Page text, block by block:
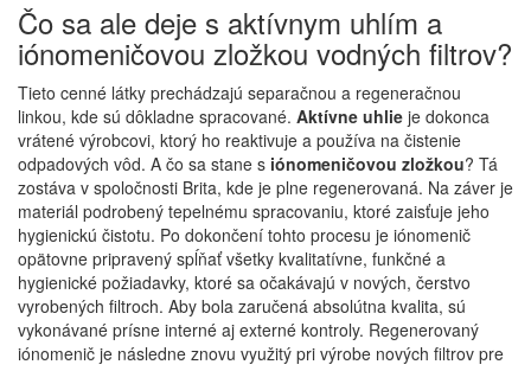
Čo sa ale deje s aktívnym uhlím a
iónomeničovou zložkou vodných filtrov?
Tieto cenné látky prechádzajú separačnou a regeneračnou
linkou, kde sú dôkladne spracované. Aktívne uhlie je dokonca
vrátené výrobcovi, ktorý ho reaktivuje a používa na čistenie
odpadových vôd. A čo sa stane s iónomeničovou zložkou? Tá
zostáva v spoločnosti Brita, kde je plne regenerovaná. Na záver je
materiál podrobený tepelnému spracovaniu, ktoré zaisťuje jeho
hygienickú čistotu. Po dokončení tohto procesu je iónomenič
opätovne pripravený spĺňať všetky kvalitatívne, funkčné a
hygienické požiadavky, ktoré sa očakávajú v nových, čerstvo
vyrobených filtroch. Aby bola zaručená absolútna kvalita, sú
vykonávané prísne interné aj externé kontroly. Regenerovaný
iónomenič je následne znovu využitý pri výrobe nových filtrov pre